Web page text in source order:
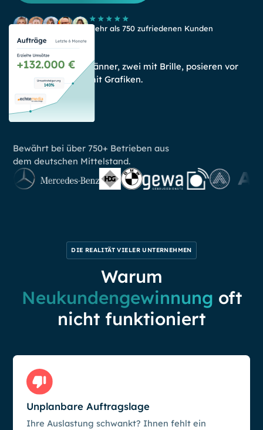
Mehr als 750 zufriedenen Kunden
Bewährt bei über 750+ Betrieben aus
dem deutschen Mittelstand.
DIE REALITÄT VIELER UNTERNEHMEN
Warum
Neukundengewinnung oft
nicht funktioniert
Unplanbare Auftragslage
Ihre Auslastung schwankt? Ihnen fehlt ein